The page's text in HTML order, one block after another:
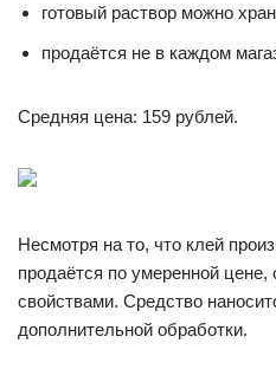
готовый раствор можно
продаётся не в каждом
Средняя цена: 159 рублей.
Несмотря на то, что клей
продаётся по умеренной
свойствами. Средство
дополнительной обработки.